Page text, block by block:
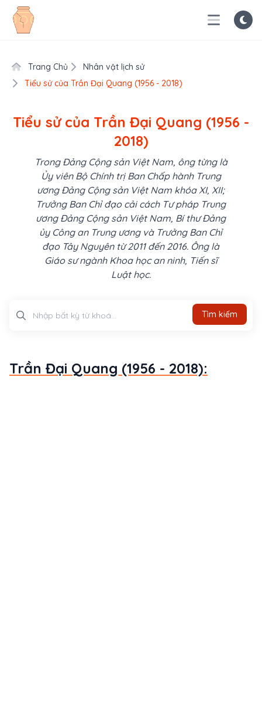
Trang Chủ
Nhân vật lịch sử
Tiểu sử của Trần Đại Quang (1956 - 2018)
Tiểu sử của Trần Đại Quang (1956 -
2018)
Trong Đảng Cộng sản Việt Nam, ông từng là
Ủy viên Bộ Chính trị Ban Chấp hành Trung
ương Đảng Cộng sản Việt Nam khóa XI, XII;
Trưởng Ban Chỉ đạo cải cách Tư pháp Trung
ương Đảng Cộng sản Việt Nam, Bí thư Đảng
ủy Công an Trung ương và Trưởng Ban Chỉ
đạo Tây Nguyên từ 2011 đến 2016. Ông là
Giáo sư ngành Khoa học an ninh, Tiến sĩ
Luật học.
Tìm kiếm
Trần Đại Quang (1956 - 2018):